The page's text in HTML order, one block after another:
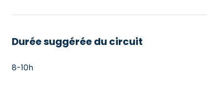
Durée suggérée du circuit
8-10h